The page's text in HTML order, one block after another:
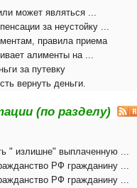
может являться ...
за неустойку ...
правила приема
алименты на ...
за путевку
вернуть деньги.
(по разделу)
" излишне" выплаченную ...
РФ гражданину ...
РФ гражданину ...